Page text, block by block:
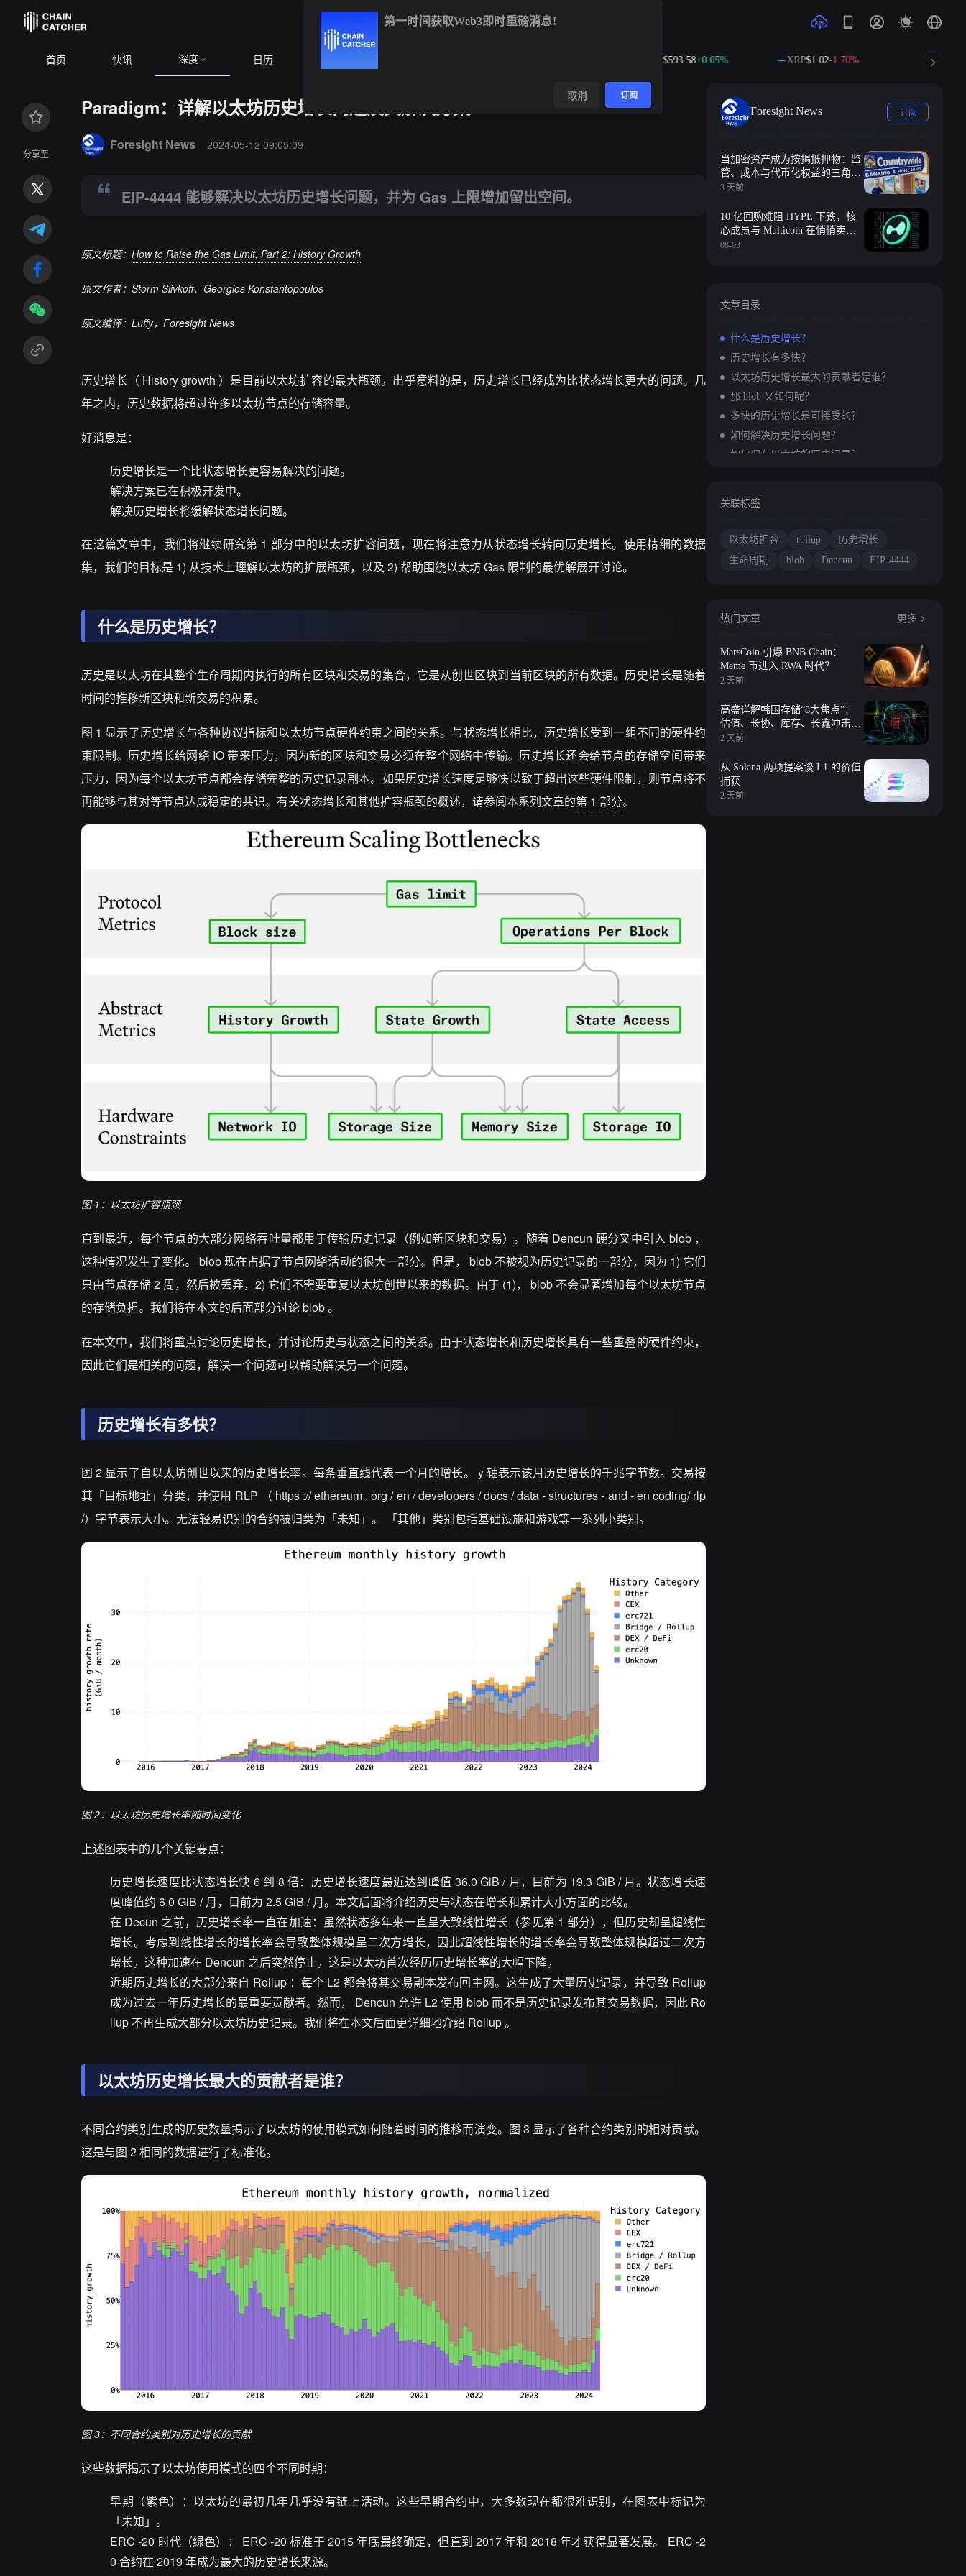
首页 快讯 深度 日历 $593.58+0.05% XRP$1.02-1.70% $72.64
分享至
Paradigm：详解以太坊历史增长问题及其解决方案
Foresight News 2024-05-12 09:05:09
EIP-4444 能够解决以太坊历史增长问题，并为 Gas 上限增加留出空间。
原文标题：How to Raise the Gas Limit, Part 2: History Growth
原文作者：Storm Slivkoff、Georgios Konstantopoulos
原文编译：Luffy，Foresight News
历史增长（ History growth ）是目前以太坊扩容的最大瓶颈。出乎意料的是，历史增长已经成为比状态增长更大的问题。几
年之内，历史数据将超过许多以太坊节点的存储容量。
好消息是：
历史增长是一个比状态增长更容易解决的问题。
解决方案已在积极开发中。
解决历史增长将缓解状态增长问题。
在这篇文章中，我们将继续研究第 1 部分中的以太坊扩容问题，现在将注意力从状态增长转向历史增长。使用精细的数据
集，我们的目标是 1) 从技术上理解以太坊的扩展瓶颈，以及 2) 帮助围绕以太坊 Gas 限制的最优解展开讨论。
什么是历史增长？
历史是以太坊在其整个生命周期内执行的所有区块和交易的集合，它是从创世区块到当前区块的所有数据。历史增长是随着
时间的推移新区块和新交易的积累。
图 1 显示了历史增长与各种协议指标和以太坊节点硬件约束之间的关系。与状态增长相比，历史增长受到一组不同的硬件约
束限制。历史增长给网络 IO 带来压力，因为新的区块和交易必须在整个网络中传输。历史增长还会给节点的存储空间带来
压力，因为每个以太坊节点都会存储完整的历史记录副本。如果历史增长速度足够快以致于超出这些硬件限制，则节点将不
再能够与其对等节点达成稳定的共识。有关状态增长和其他扩容瓶颈的概述，请参阅本系列文章的第 1 部分。
图 1：以太坊扩容瓶颈
直到最近，每个节点的大部分网络吞吐量都用于传输历史记录（例如新区块和交易）。随着 Dencun 硬分叉中引入 blob ，
这种情况发生了变化。 blob 现在占据了节点网络活动的很大一部分。但是， blob 不被视为历史记录的一部分，因为 1) 它们
只由节点存储 2 周，然后被丢弃，2) 它们不需要重复以太坊创世以来的数据。由于 (1)， blob 不会显著增加每个以太坊节点
的存储负担。我们将在本文的后面部分讨论 blob 。
在本文中，我们将重点讨论历史增长，并讨论历史与状态之间的关系。由于状态增长和历史增长具有一些重叠的硬件约束，
因此它们是相关的问题，解决一个问题可以帮助解决另一个问题。
历史增长有多快？
图 2 显示了自以太坊创世以来的历史增长率。每条垂直线代表一个月的增长。 y 轴表示该月历史增长的千兆字节数。交易按
其「目标地址」分类，并使用 RLP （ https :// ethereum . org / en / developers / docs / data - structures - and - en coding/ rlp
/）字节表示大小。无法轻易识别的合约被归类为「未知」。 「其他」类别包括基础设施和游戏等一系列小类别。
图 2：以太坊历史增长率随时间变化
上述图表中的几个关键要点：
历史增长速度比状态增长快 6 到 8 倍：历史增长速度最近达到峰值 36.0 GiB / 月，目前为 19.3 GiB / 月。状态增长速
度峰值约 6.0 GiB / 月，目前为 2.5 GiB / 月。本文后面将介绍历史与状态在增长和累计大小方面的比较。
在 Decun 之前，历史增长率一直在加速：虽然状态多年来一直呈大致线性增长（参见第 1 部分），但历史却呈超线性
增长。考虑到线性增长的增长率会导致整体规模呈二次方增长，因此超线性增长的增长率会导致整体规模超过二次方
增长。这种加速在 Dencun 之后突然停止。这是以太坊首次经历历史增长率的大幅下降。
近期历史增长的大部分来自 Rollup ：每个 L2 都会将其交易副本发布回主网。这生成了大量历史记录，并导致 Rollup
成为过去一年历史增长的最重要贡献者。然而， Dencun 允许 L2 使用 blob 而不是历史记录发布其交易数据，因此 Ro
llup 不再生成大部分以太坊历史记录。我们将在本文后面更详细地介绍 Rollup 。
以太坊历史增长最大的贡献者是谁？
不同合约类别生成的历史数量揭示了以太坊的使用模式如何随着时间的推移而演变。图 3 显示了各种合约类别的相对贡献。
这是与图 2 相同的数据进行了标准化。
图 3：不同合约类别对历史增长的贡献
这些数据揭示了以太坊使用模式的四个不同时期：
早期（紫色）：以太坊的最初几年几乎没有链上活动。这些早期合约中，大多数现在都很难识别，在图表中标记为
「未知」。
ERC -20 时代（绿色）： ERC -20 标准于 2015 年底最终确定，但直到 2017 年和 2018 年才获得显著发展。 ERC -2
0 合约在 2019 年成为最大的历史增长来源。
Foresight News 订阅
当加密资产成为按揭抵押物：监
管、成本与代币化权益的三角难
题
3 天前
10 亿回购难阻 HYPE 下跌，核
心成员与 Multicoin 在悄悄卖
币？
08-03
文章目录
什么是历史增长？
历史增长有多快？
以太坊历史增长最大的贡献者是谁？
那 blob 又如何呢？
多快的历史增长是可接受的？
如何解决历史增长问题？
如何保存以太坊的历史记录？
关联标签
以太坊扩容 rollup
历史增长
生命周期
blob Dencun EIP-4444
热门文章 更多
MarsCoin 引爆 BNB Chain：
Meme 币进入 RWA 时代？
2 天前
高盛详解韩国存储“8大焦点”：
估值、长协、库存、长鑫冲击、
回购等
2 天前
从 Solana 两项提案谈 L1 的价值
捕获
2 天前
第一时间获取Web3即时重磅消息!
取消 订阅